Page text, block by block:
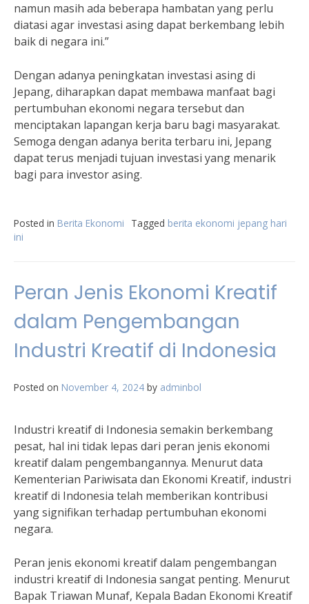
namun masih ada beberapa hambatan yang perlu
diatasi agar investasi asing dapat berkembang lebih
baik di negara ini.”
Dengan adanya peningkatan investasi asing di
Jepang, diharapkan dapat membawa manfaat bagi
pertumbuhan ekonomi negara tersebut dan
menciptakan lapangan kerja baru bagi masyarakat.
Semoga dengan adanya berita terbaru ini, Jepang
dapat terus menjadi tujuan investasi yang menarik
bagi para investor asing.
Posted in Berita Ekonomi Tagged berita ekonomi jepang hari
ini
Peran Jenis Ekonomi Kreatif
dalam Pengembangan
Industri Kreatif di Indonesia
Posted on November 4, 2024 by adminbol
Industri kreatif di Indonesia semakin berkembang
pesat, hal ini tidak lepas dari peran jenis ekonomi
kreatif dalam pengembangannya. Menurut data
Kementerian Pariwisata dan Ekonomi Kreatif, industri
kreatif di Indonesia telah memberikan kontribusi
yang signifikan terhadap pertumbuhan ekonomi
negara.
Peran jenis ekonomi kreatif dalam pengembangan
industri kreatif di Indonesia sangat penting. Menurut
Bapak Triawan Munaf, Kepala Badan Ekonomi Kreatif